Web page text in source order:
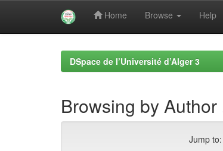
Home Browse Help
DSpace de l’Université d’Alger 3
Jump to: